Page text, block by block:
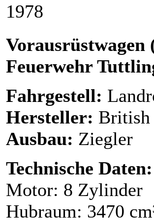
1978
Feuerwehr
Fahrgestell:
Hersteller: British
Ausbau: Ziegler
Technische Daten:
Motor: 8 Zylinder
Hubraum: 3470